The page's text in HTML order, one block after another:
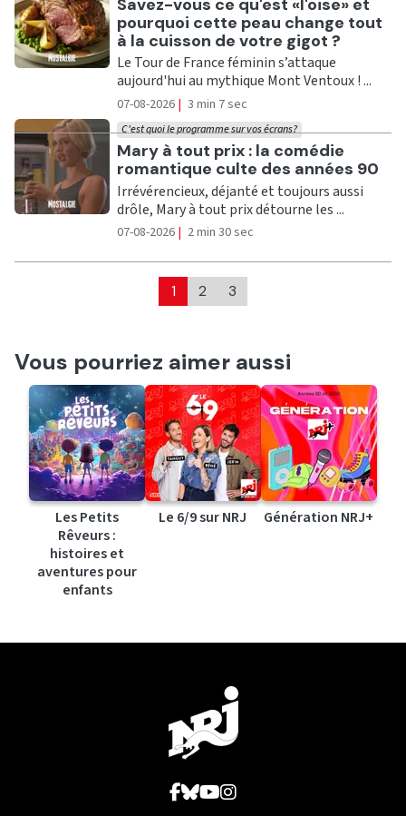
pourquoi cette peau change tout
à la cuisson de votre gigot ?
Le Tour de France féminin s’attaque
aujourd'hui au mythique Mont Ventoux ! ...
07-08-2026 | 3 min 7 sec
Ecouter
Mary à tout prix : la comédie
romantique culte des années 90
C'est quoi le programme sur vos écrans?
Irrévérencieux, déjanté et toujours aussi
drôle, Mary à tout prix détourne les ...
07-08-2026 | 2 min 30 sec
1 2 3
Vous pourriez aimer aussi
Les Petits
Rêveurs :
histoires et
aventures pour
enfants
Le 6/9 sur NRJ Génération NRJ+